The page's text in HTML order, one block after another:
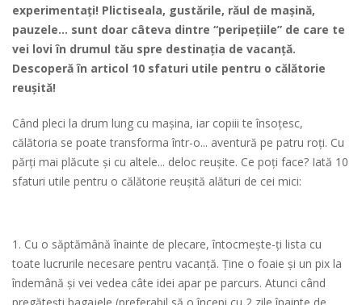
experimentați! Plictiseala, gustările, răul de mașină,
pauzele... sunt doar câteva dintre “peripețiile” de care te
vei lovi în drumul tău spre destinația de vacanță.
Descoperă în articol 10 sfaturi utile pentru o călătorie
reușită!
Când pleci la drum lung cu mașina, iar copiii te însoțesc,
călătoria se poate transforma într-o... aventură pe patru roți. Cu
părți mai plăcute și cu altele... deloc reușite. Ce poți face? Iată 10
sfaturi utile pentru o călătorie reușită alături de cei mici:
1. Cu o săptămână înainte de plecare, întocmește-ți lista cu
toate lucrurile necesare pentru vacanță. Ține o foaie și un pix la
îndemână și vei vedea câte idei apar pe parcurs. Atunci când